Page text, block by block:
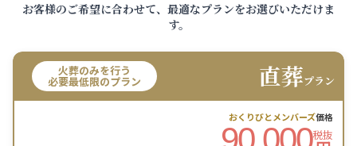
お客様のご希望に合わせて、最適なプランをお選びいただけま
す。
火葬のみを行う
必要最低限のプラン 直葬プラン
おくりびとメンバーズ価格
税抜